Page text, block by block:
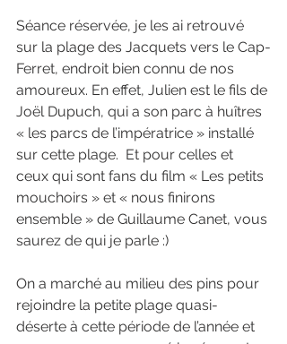
Séance réservée, je les ai retrouvé
sur la plage des Jacquets vers le Cap-
Ferret, endroit bien connu de nos
amoureux. En effet, Julien est le fils de
Joël Dupuch, qui a son parc à huîtres
« les parcs de l’impératrice » installé
sur cette plage.  Et pour celles et
ceux qui sont fans du film « Les petits
mouchoirs » et « nous finirons
ensemble » de Guillaume Canet, vous
saurez de qui je parle :)
On a marché au milieu des pins pour
rejoindre la petite plage quasi-
déserte à cette période de l’année et